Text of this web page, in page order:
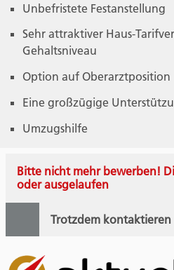
Unbefristete Festanstellung
Sehr attraktiver Haus-
Gehaltsniveau
Option auf Oberarztposition
Eine großzügige
Umzugshilfe
Bitte nicht mehr bewerben!
oder ausgelaufen
Trotzdem kontaktieren